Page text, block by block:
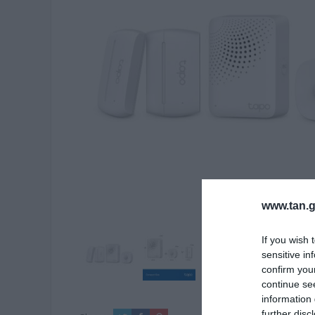
If you wish
sensitive
confirm
continue
information